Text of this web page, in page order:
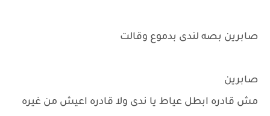
صابرين بصه لندى بدموع وقالت
صابرين
مش قادره ابطل عياط يا ندى ولا قادره اعيش من غيره